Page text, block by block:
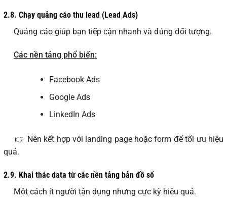
2.8. Chạy quảng cáo thu lead (Lead Ads)
Quảng cáo giúp bạn tiếp cận nhanh và đúng đối tượng.
Các nền tảng phổ biến:
Facebook Ads
Google Ads
LinkedIn Ads
👉 Nên kết hợp với landing page hoặc form để tối ưu hiệu
quả.
2.9. Khai thác data từ các nền tảng bản đồ số
Một cách ít người tận dụng nhưng cực kỳ hiệu quả.